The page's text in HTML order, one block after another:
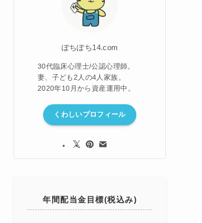
ぽちぽち14.com
30代臨床心理士/公認心理師。
妻、子ども2人の4人家族。
2020年10月から資産運用中。
くわしいプロフィール
年間配当金目標(税込み)